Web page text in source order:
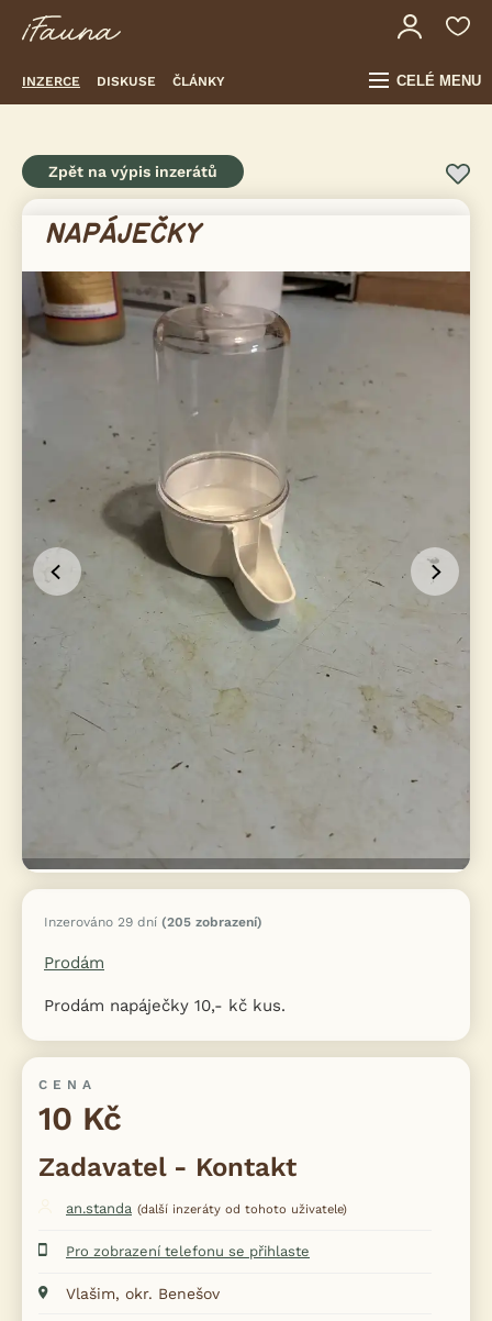
INZERCE DISKUSE ČLÁNKY CELÉ MENU
Zpět na výpis inzerátů
Inzerováno 29 dní (205 zobrazení)
Prodám
Prodám napáječky 10,- kč kus.
CENA
10 Kč
Zadavatel - Kontakt
an.standa (další inzeráty od tohoto uživatele)
Pro zobrazení telefonu se přihlaste
Vlašim, okr. Benešov
NAPÁJEČKY